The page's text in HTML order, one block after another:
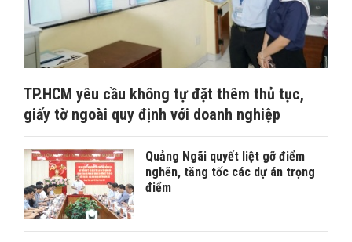
TP.HCM yêu cầu không tự đặt thêm thủ tục,
giấy tờ ngoài quy định với doanh nghiệp
Quảng Ngãi quyết liệt gỡ điểm
nghẽn, tăng tốc các dự án trọng
điểm